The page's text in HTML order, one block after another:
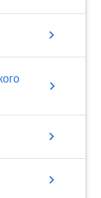
chevron_right
chevron_right
chevron_right
chevron_right